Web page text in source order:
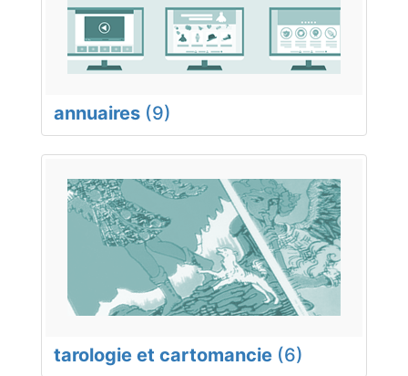
annuaires (9)
tarologie et cartomancie (6)